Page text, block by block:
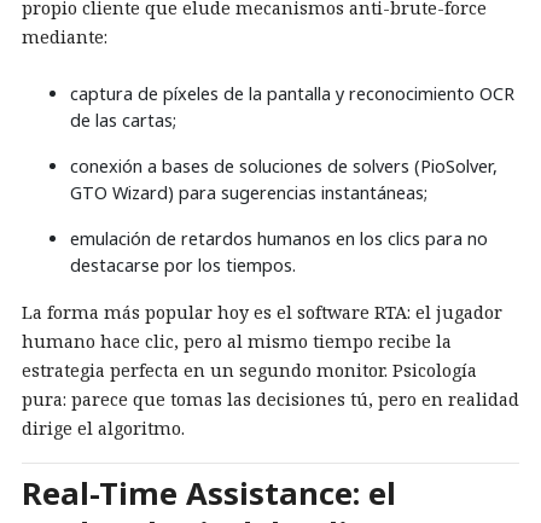
propio cliente que elude mecanismos anti-brute-force
mediante:
captura de píxeles de la pantalla y reconocimiento OCR
de las cartas;
conexión a bases de soluciones de solvers (PioSolver,
GTO Wizard) para sugerencias instantáneas;
emulación de retardos humanos en los clics para no
destacarse por los tiempos.
La forma más popular hoy es el software RTA: el jugador
humano hace clic, pero al mismo tiempo recibe la
estrategia perfecta en un segundo monitor. Psicología
pura: parece que tomas las decisiones tú, pero en realidad
dirige el algoritmo.
Real-Time Assistance: el